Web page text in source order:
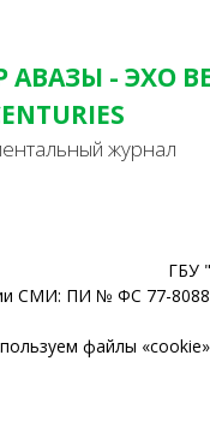
АВАЗЫ - ЭХО
журнал
ГБУ
СМИ: ПИ № ФС 77-
файлы «cookie»